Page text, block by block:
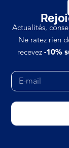
Actualités,
Ne ratez rien
recevez-10%